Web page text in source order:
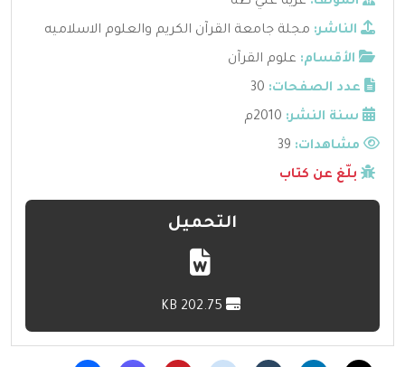
الناشر: مجلة جامعة القرآن الكريم والعلوم الاسلاميه
الأقسام: علوم القرآن
عدد الصفحات: 30
سنة النشر: 2010م
مشاهدات:
بلّغ عن كتاب
التحميل